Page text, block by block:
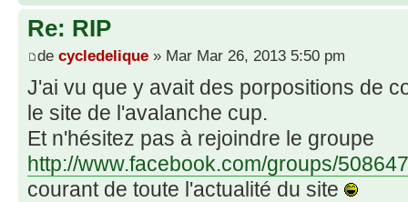
Re: RIP
de cycledelique » Mar Mar 26, 2013 5:50 pm
J'ai vu que y avait des porpositions de
le site de l'avalanche cup.
Et n'hésitez pas à rejoindre le groupe
http://www.facebook.com/groups/
courant de toute l'actualité du site